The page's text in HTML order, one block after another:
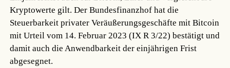
Kryptowerte gilt. Der Bundesfinanzhof hat die
Steuerbarkeit privater Veräußerungsgeschäfte mit Bitcoin
mit Urteil vom 14. Februar 2023 (IX R 3/22) bestätigt und
damit auch die Anwendbarkeit der einjährigen Frist
abgesegnet.